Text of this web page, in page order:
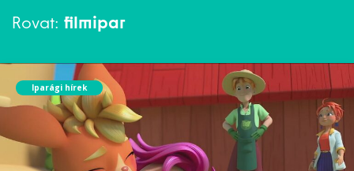
Rovat: filmipar
Iparági hírek